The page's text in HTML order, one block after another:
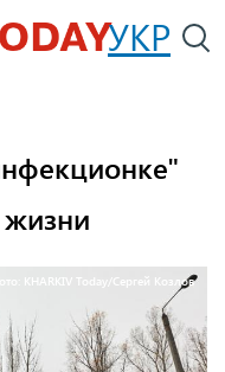
УКР
жизни
KHARKIV Today/Сергей Козлов